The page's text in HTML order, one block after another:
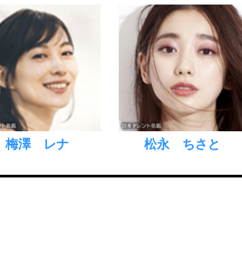
梅澤 レナ 松永 ちさと